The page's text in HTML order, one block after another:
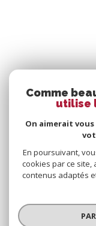
©
Nos honoraires
Comme
utilise
On aimerait
En poursuivant,
cookies par ce
contenus adaptés